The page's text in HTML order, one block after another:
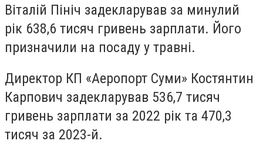
Віталій Пініч задекларував за минулий
рік 638,6 тисяч гривень зарплати. Його
призначили на посаду у травні.
Директор КП «Аеропорт Суми» Костянтин
Карпович задекларував 536,7 тисяч
гривень зарплати за 2022 рік та 470,3
тисяч за 2023-й.